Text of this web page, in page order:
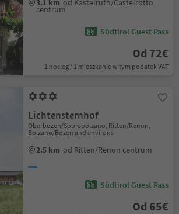
centrum
Südtirol Guest Pass
Od 72€
1 nocleg / 1 mieszkanie w tym podatek VAT
Lichtensternhof
Oberbozen/Soprabolzano, Ritten/Renon,
Bolzano/Bozen and environs
2.5 km od Ritten/Renon centrum
Südtirol Guest Pass
Od 65€